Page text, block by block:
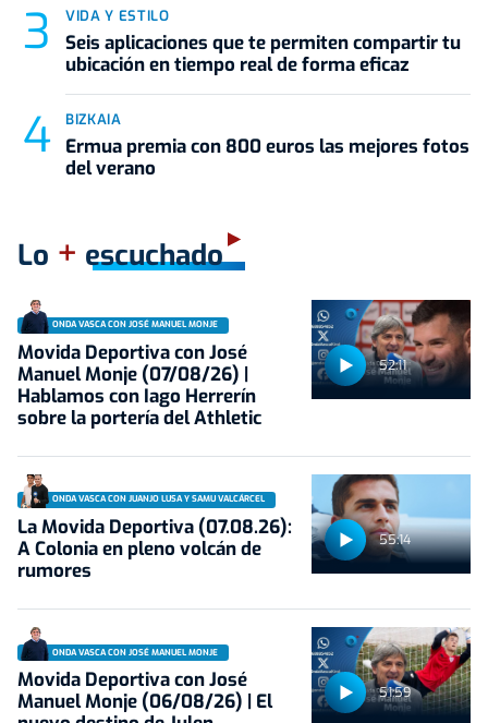
VIDA Y ESTILO
Seis aplicaciones que te permiten compartir tu
ubicación en tiempo real de forma eficaz
BIZKAIA
Ermua premia con 800 euros las mejores fotos
del verano
Lo + escuchado
52:11
ONDA VASCA CON JOSÉ MANUEL MONJE
Movida Deportiva con José
Manuel Monje (07/08/26) |
Hablamos con Iago Herrerín
sobre la portería del Athletic
55:14
ONDA VASCA CON JUANJO LUSA Y SAMU VALCÁRCEL
La Movida Deportiva (07.08.26):
A Colonia en pleno volcán de
rumores
51:59
ONDA VASCA CON JOSÉ MANUEL MONJE
Movida Deportiva con José
Manuel Monje (06/08/26) | El